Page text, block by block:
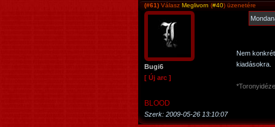
(#61) Válasz Meglivorn (#40) üzenetére
Bugi6
[ Új arc ]
Nem
kiadásokra.
BLOOD
Szerk: 2009-05-26 13:10:07